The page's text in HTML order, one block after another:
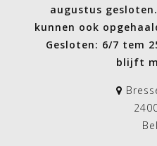
augustus
kunnen ook
Gesloten: 6/7 tem
blijft